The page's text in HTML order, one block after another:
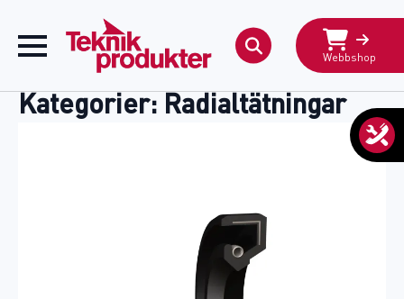
for:
Webbshop
Kategorier: Radialtätningar